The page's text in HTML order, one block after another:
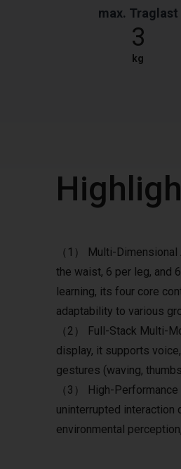
max. Traglast
3
kg
（1） Multi-
the waist, 6 per leg, and
learning, its four core
adaptability to various
（2） Full-Stack Multi-
display, it supports
gestures (waving,
（3） High-
uninterrupted interaction
environmental